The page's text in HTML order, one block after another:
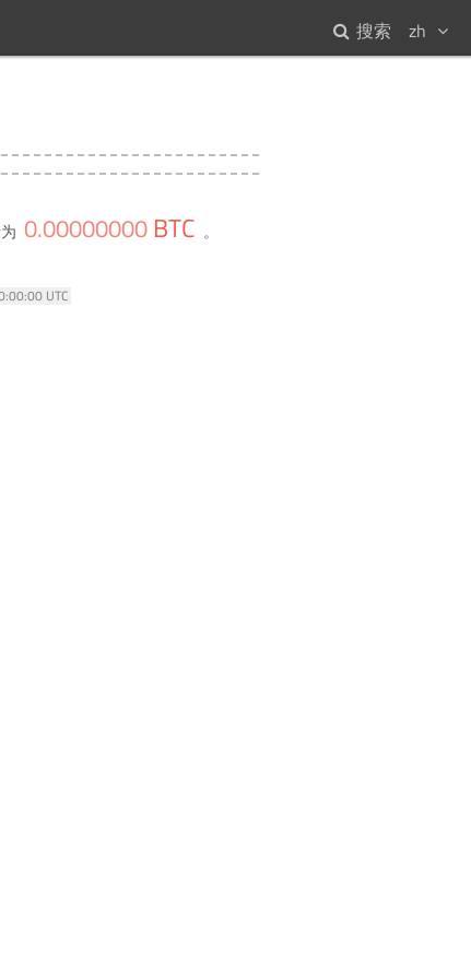
zh
搜索
0.00000000 BTC 。
UTC